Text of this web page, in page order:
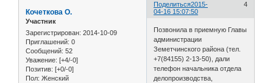
Поделиться 4
2015-
04-16 15:07:50
Кочеткова О.
Участник
Зарегистрирован: 2014-10-09
Приглашений: 0
Сообщений: 52
Уважение: [+4/-0]
Позитив: [+0/-0]
Пол: Женский
Позвонила в приемную Главы
администрации
Земетчинского района (тел.
+7(84155) 2-13-50), дали
телефон начальника отдела
делопроизводства,